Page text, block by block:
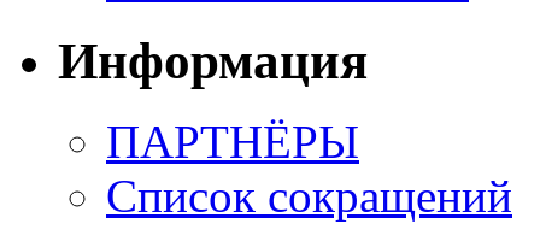
Информация
ПАРТНЁРЫ
Список сокращений